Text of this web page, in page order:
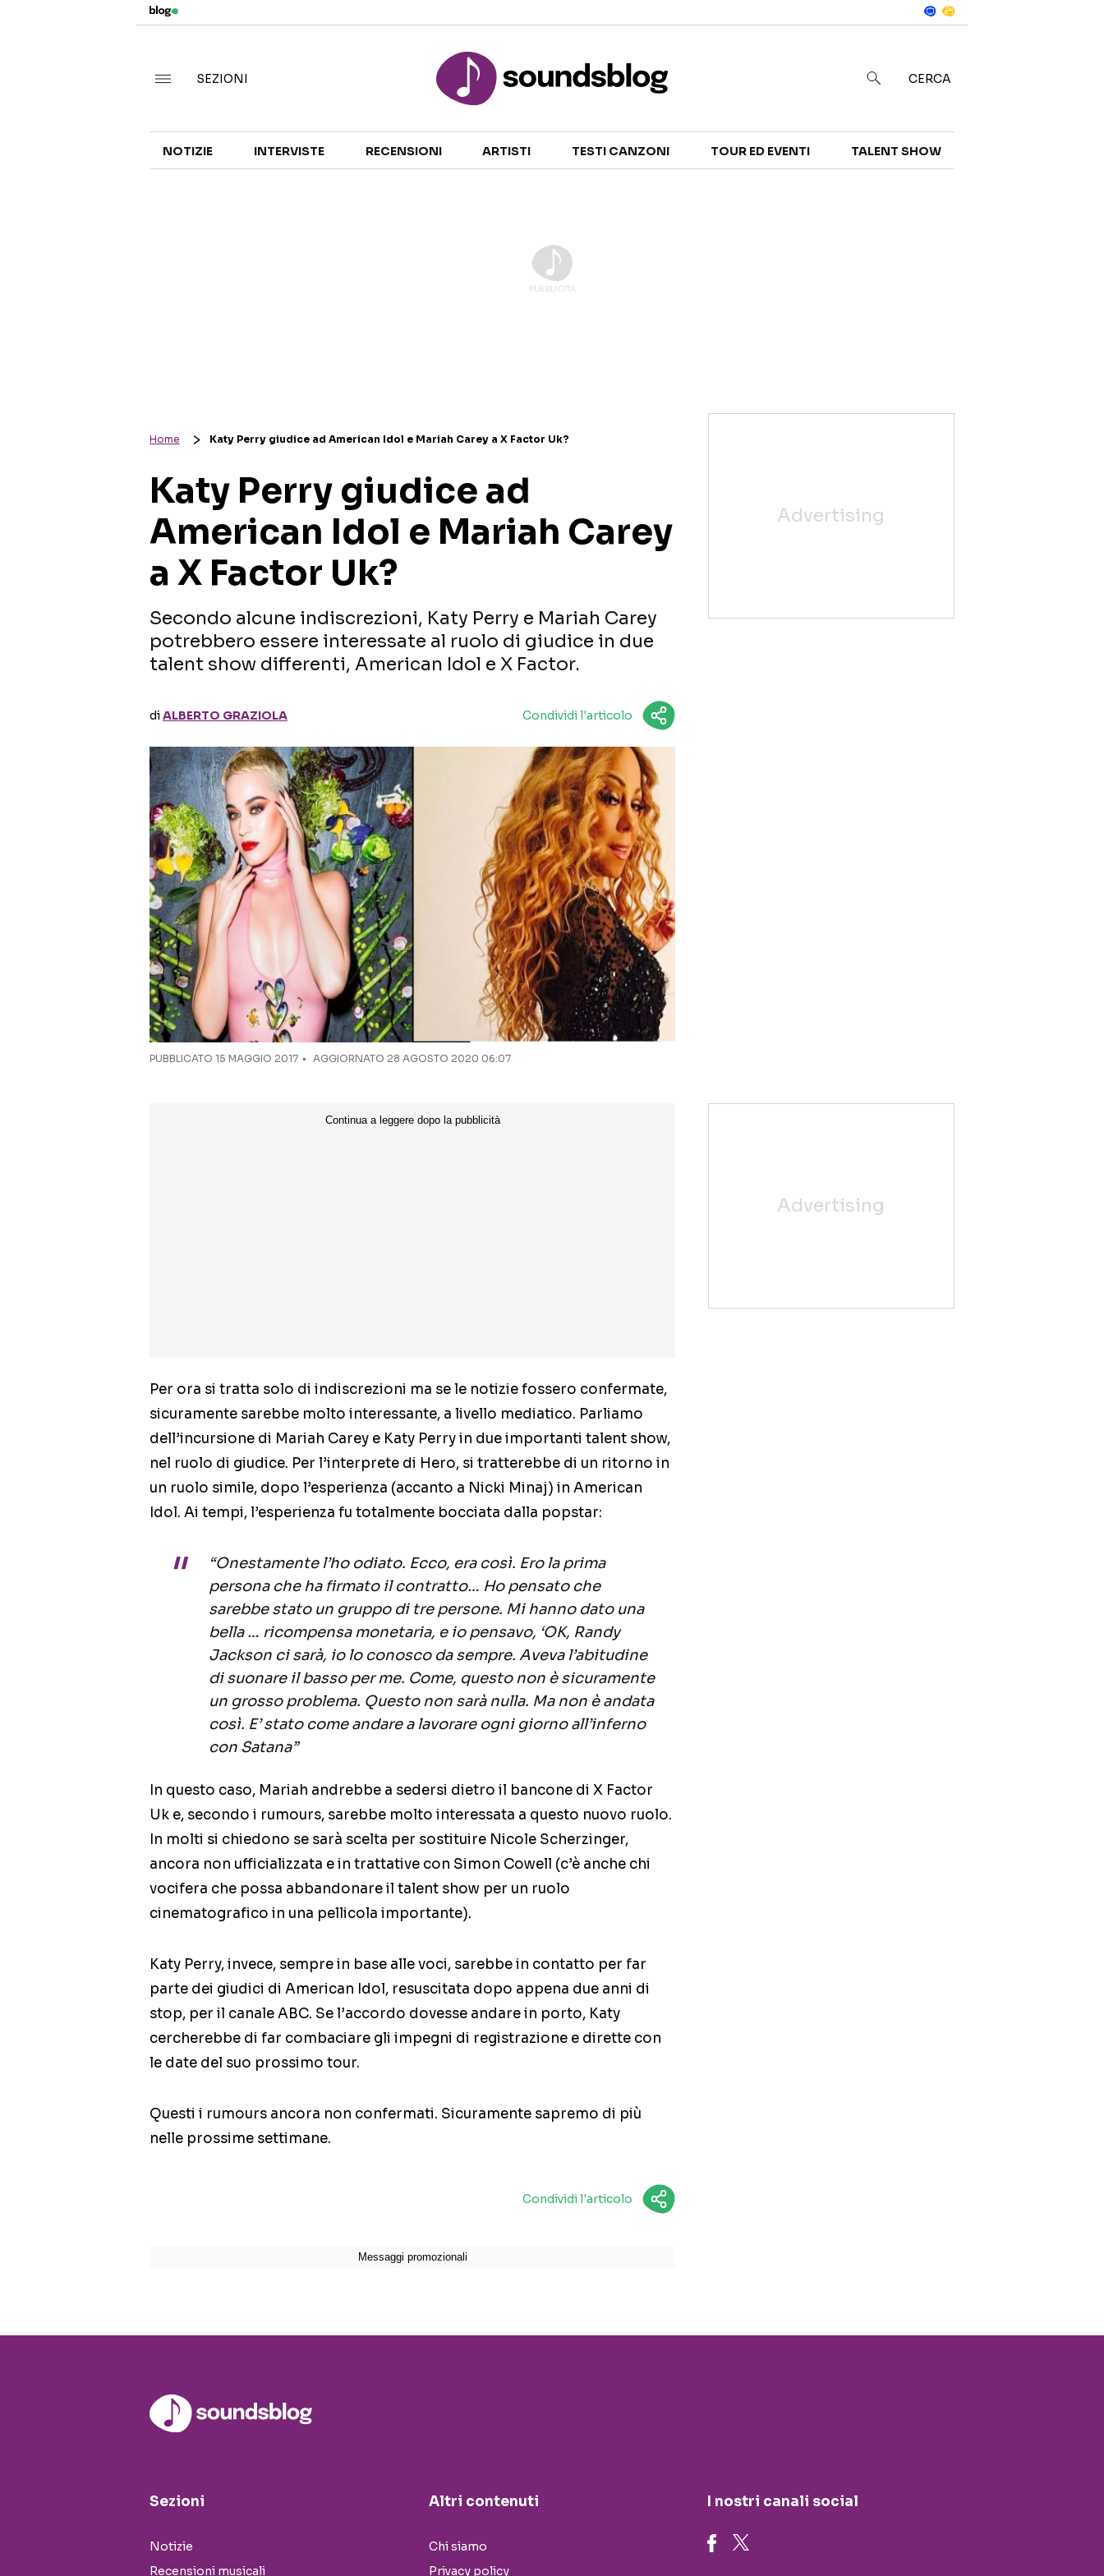
TALENT SHOW
SEZIONI CERCA
NOTIZIE INTERVISTE RECENSIONI ARTISTI TESTI CANZONI TOUR ED EVENTI TALENT SHOW
Home Katy Perry giudice ad American Idol e Mariah Carey a X Factor Uk?
Katy Perry giudice ad
American Idol e Mariah Carey
a X Factor Uk?
Secondo alcune indiscrezioni, Katy Perry e Mariah Carey
potrebbero essere interessate al ruolo di giudice in due
talent show differenti, American Idol e X Factor.
diALBERTO GRAZIOLA Condividi l'articolo
PUBBLICATO 15 MAGGIO 2017 AGGIORNATO 28 AGOSTO 2020 06:07
Per ora si tratta solo di indiscrezioni ma se le notizie fossero confermate,
sicuramente sarebbe molto interessante, a livello mediatico. Parliamo
dell’incursione di Mariah Carey e Katy Perry in due importanti talent show,
nel ruolo di giudice. Per l’interprete di Hero, si tratterebbe di un ritorno in
un ruolo simile, dopo l’esperienza (accanto a Nicki Minaj) in American
Idol. Ai tempi, l’esperienza fu totalmente bocciata dalla popstar:
“Onestamente l’ho odiato. Ecco, era così. Ero la prima
persona che ha firmato il contratto… Ho pensato che
sarebbe stato un gruppo di tre persone. Mi hanno dato una
bella … ricompensa monetaria, e io pensavo, ‘OK, Randy
Jackson ci sarà, io lo conosco da sempre. Aveva l’abitudine
di suonare il basso per me. Come, questo non è sicuramente
un grosso problema. Questo non sarà nulla. Ma non è andata
così. E’ stato come andare a lavorare ogni giorno all’inferno
con Satana”
In questo caso, Mariah andrebbe a sedersi dietro il bancone di X Factor
Uk e, secondo i rumours, sarebbe molto interessata a questo nuovo ruolo.
In molti si chiedono se sarà scelta per sostituire Nicole Scherzinger,
ancora non ufficializzata e in trattative con Simon Cowell (c’è anche chi
vocifera che possa abbandonare il talent show per un ruolo
cinematografico in una pellicola importante).
Katy Perry, invece, sempre in base alle voci, sarebbe in contatto per far
parte dei giudici di American Idol, resuscitata dopo appena due anni di
stop, per il canale ABC. Se l’accordo dovesse andare in porto, Katy
cercherebbe di far combaciare gli impegni di registrazione e dirette con
le date del suo prossimo tour.
Questi i rumours ancora non confermati. Sicuramente sapremo di più
nelle prossime settimane.
Condividi l'articolo
Sezioni
Notizie
Recensioni musicali
Altri contenuti
Chi siamo
Privacy policy
I nostri canali social